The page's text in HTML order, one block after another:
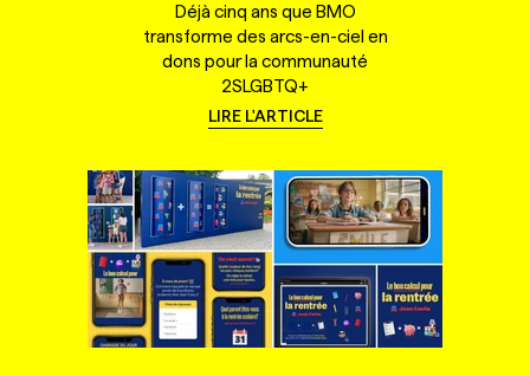
Déjà cinq ans que BMO
transforme des arcs-en-ciel en
dons pour la communauté
2SLGBTQ+
LIRE L'ARTICLE